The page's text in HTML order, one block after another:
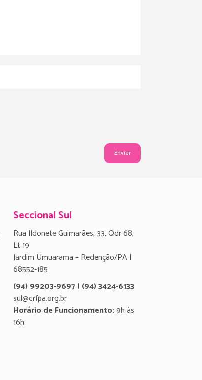
Seccional Sul
Rua Ildonete Guimarães, 33, Qdr 68,
Lt 19
Jardim Umuarama – Redenção/PA |
68552-185
(94) 99203-9697 | (94) 3424-6133
sul@crfpa.org.br
Horário de Funcionamento:9h às
16h